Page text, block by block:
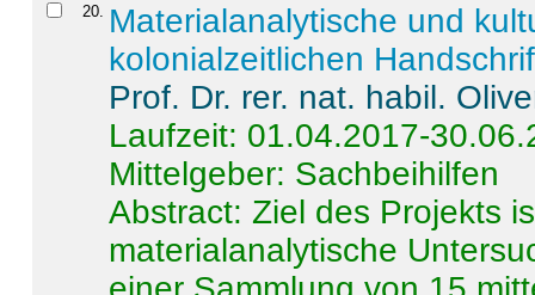
20
Materialanalytische und
kolonialzeitlichen
Prof. Dr. rer. nat. habil.
Laufzeit: 01.04.2017-
Mittelgeber: Sachbeihilfen
Abstract:Ziel des Projekts
materialanalytische